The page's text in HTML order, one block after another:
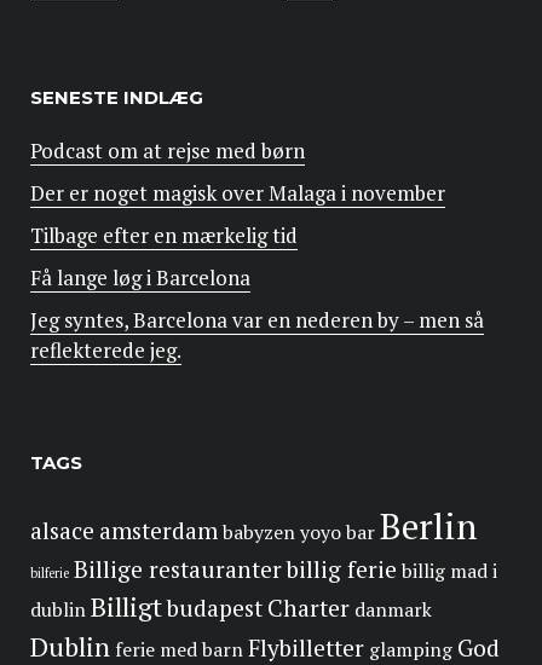
SENESTE INDLÆG
Podcast om at rejse med børn
Der er noget magisk over Malaga i november
Tilbage efter en mærkelig tid
Få lange løg i Barcelona
Jeg syntes, Barcelona var en nederen by – men så
reflekterede jeg.
TAGS
alsace amsterdambabyzen yoyobarBerlin
bilferie Billige restauranterbillig ferie billig mad i
dublinBilligtbudapestCharter danmark
Dublin ferie med barnFlybilletter glamping God